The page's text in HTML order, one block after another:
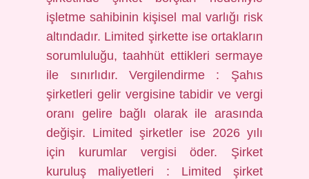
işletme sahibinin kişisel mal varlığı risk
altındadır. Limited şirkette ise ortakların
sorumluluğu, taahhüt ettikleri sermaye
ile sınırlıdır. Vergilendirme : Şahıs
şirketleri gelir vergisine tabidir ve vergi
oranı gelire bağlı olarak ile arasında
değişir. Limited şirketler ise 2026 yılı
için kurumlar vergisi öder. Şirket
kuruluş maliyetleri : Limited şirket